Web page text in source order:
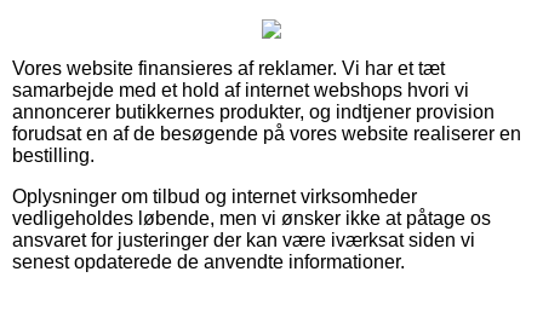
Vores website finansieres af reklamer. Vi har et tæt
samarbejde med et hold af internet webshops hvori vi
annoncerer butikkernes produkter, og indtjener provision
forudsat en af de besøgende på vores website realiserer en
bestilling.
Oplysninger om tilbud og internet virksomheder
vedligeholdes løbende, men vi ønsker ikke at påtage os
ansvaret for justeringer der kan være iværksat siden vi
senest opdaterede de anvendte informationer.